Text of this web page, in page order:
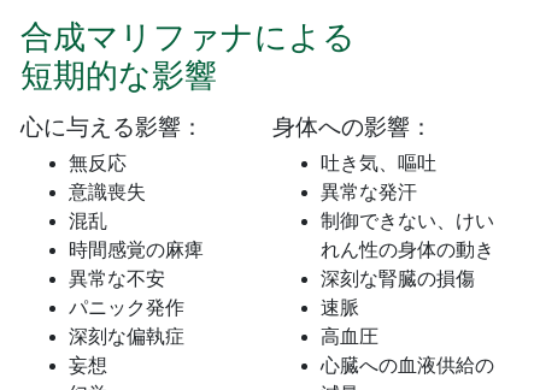
合成マリファナによる
短期的な影響
心に与える影響：
無反応
意識喪失
混乱
時間感覚の麻痺
異常な不安
パニック発作
深刻な偏執症
妄想
身体への影響：
吐き気、嘔吐
異常な発汗
制御できない、けい
れん性の身体の動き
深刻な腎臓の損傷
速脈
高血圧
心臓への血液供給の